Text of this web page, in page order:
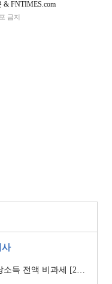
FNTIMES.com
금지
사
과세 [2026 세제개편안]